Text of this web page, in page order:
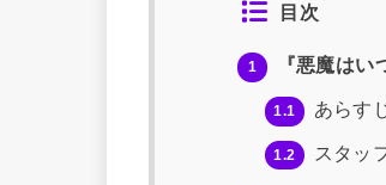
目次
1 『悪魔はい
1.1 あらす
1.2 スタッ